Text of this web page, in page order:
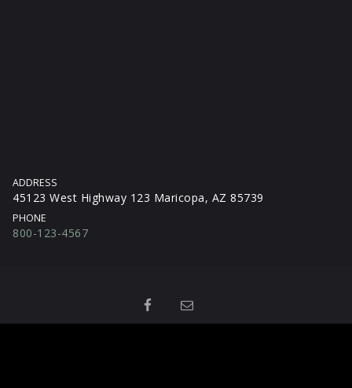
ADDRESS
45123 West Highway 123 Maricopa, AZ 85739
PHONE
800-123-4567